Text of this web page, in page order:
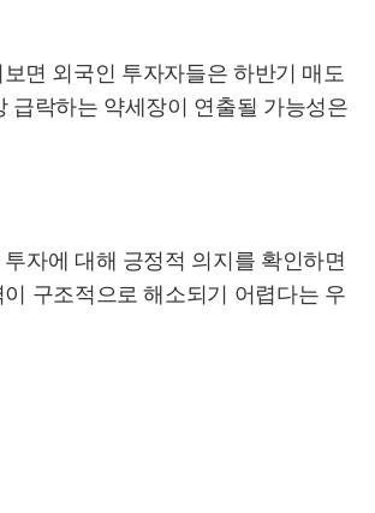
면 외국인 투자자들은 하반기 매도
급락하는 약세장이 연출될 가능성은
자에 대해 긍정적 의지를 확인하면
구조적으로 해소되기 어렵다는 우